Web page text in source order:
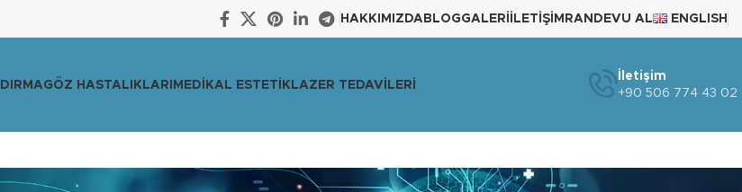
HAKKIMIZDA BLOGGALERI İLETIŞIM RANDEVU AL ENGLISH
GÖZ HASTALIKLARI MEDIKAL ESTETIK LAZER TEDAVILERI
İletişim
+90 506 774 43 02